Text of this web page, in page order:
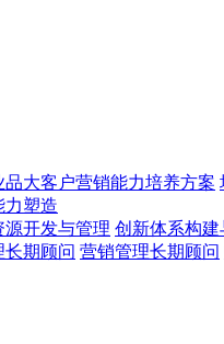
品大客户营销能力培养方案
力塑造
源开发与管理 创新体系构建
长期顾问 营销管理长期顾问